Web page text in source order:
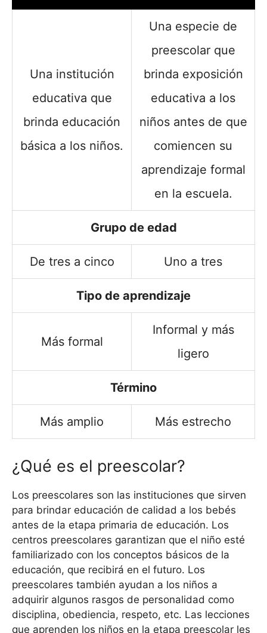
Una institución
educativa que
brinda educación
básica a los niños.
Una especie de
preescolar que
brinda exposición
educativa a los
niños antes de que
comiencen su
aprendizaje formal
en la escuela.
Grupo de edad
De tres a cinco Uno a tres
Tipo de aprendizaje
Más formal
Informal y más
ligero
Término
Más amplio Más estrecho
¿Qué es el preescolar?
Los preescolares son las instituciones que sirven
para brindar educación de calidad a los bebés
antes de la etapa primaria de educación. Los
centros preescolares garantizan que el niño esté
familiarizado con los conceptos básicos de la
educación, que recibirá en el futuro. Los
preescolares también ayudan a los niños a
adquirir algunos rasgos de personalidad como
disciplina, obediencia, respeto, etc. Las lecciones
que aprenden los niños en la etapa preescolar les